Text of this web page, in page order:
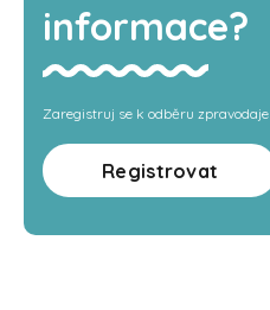
informace?
Zaregistruj se k odběru zpravodaje
Registrovat